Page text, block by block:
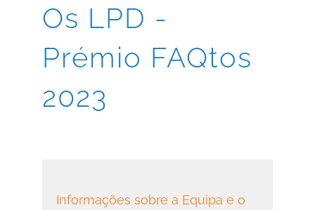
Os LPD -
Prémio FAQtos
2023
Informações sobre a Equipa e o